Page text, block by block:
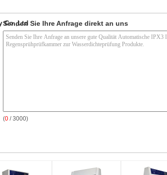
Co.,Ltd
Senden Sie Ihre Anfrage direkt an uns
(0 / 3000)